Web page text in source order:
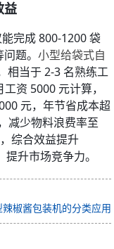
益
完成 800-1200 袋
问题。小型给袋式自
相当于 2-3 名熟练工
资 5000 元计算，
元，年节省成本超
减少物料浪费率至
综合效益提升
升市场竞争力。
辣椒酱包装机的分类应用